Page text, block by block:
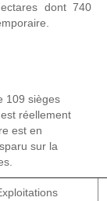
dont 740
109 sièges
réellement
est en
sur la